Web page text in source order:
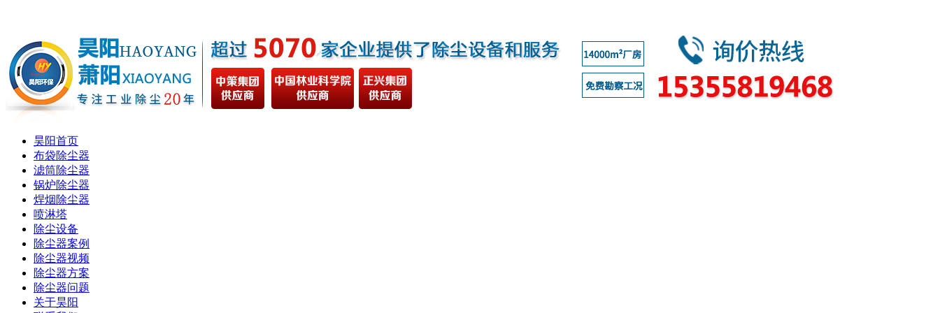
昊阳首页
布袋除尘器
滤筒除尘器
锅炉除尘器
焊烟除尘器
喷淋塔
除尘设备
除尘器案例
除尘器视频
除尘器方案
除尘器问题
关于昊阳